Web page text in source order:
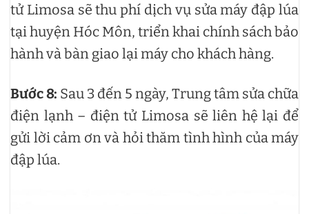
tử Limosa sẽ thu phí dịch vụ sửa máy đập lúa
tại huyện Hóc Môn, triển khai chính sách bảo
hành và bàn giao lại máy cho khách hàng.
Bước 8: Sau 3 đến 5 ngày, Trung tâm sửa chữa
điện lạnh – điện tử Limosa sẽ liên hệ lại để
gửi lời cảm ơn và hỏi thăm tình hình của máy
đập lúa.